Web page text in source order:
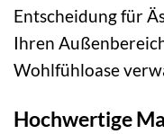
Entscheidung für
Ihren
Wohlfühloase
Hochwertige